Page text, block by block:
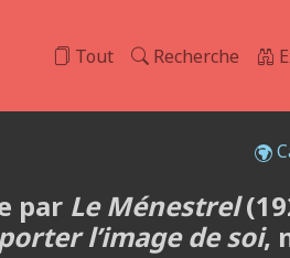
Tout Recherche
par Le Ménestrel
l’image de soi,